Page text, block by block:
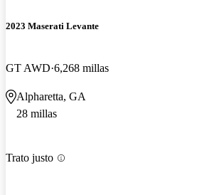
2023 Maserati Levante
GT AWD 6,268 millas
Alpharetta, GA
28 millas
Trato justo